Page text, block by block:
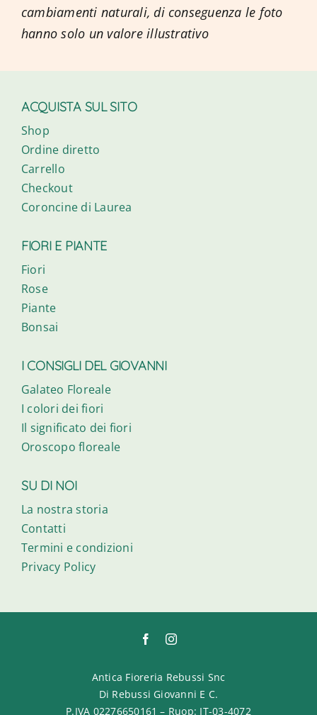
cambiamenti naturali, di conseguenza le foto
hanno solo un valore illustrativo
ACQUISTA SUL SITO
Shop
Ordine diretto
Carrello
Checkout
Coroncine di Laurea
FIORI E PIANTE
Fiori
Rose
Piante
Bonsai
I CONSIGLI DEL GIOVANNI
Galateo Floreale
I colori dei fiori
Il significato dei fiori
Oroscopo floreale
SU DI NOI
La nostra storia
Contatti
Termini e condizioni
Privacy Policy
Antica Fioreria Rebussi Snc
Di Rebussi Giovanni E C.
P.IVA 02276650161 – Ruop: IT-03-4072